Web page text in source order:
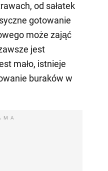
od sałatek
gotowanie
może zająć
jest
mało, istnieje
buraków w